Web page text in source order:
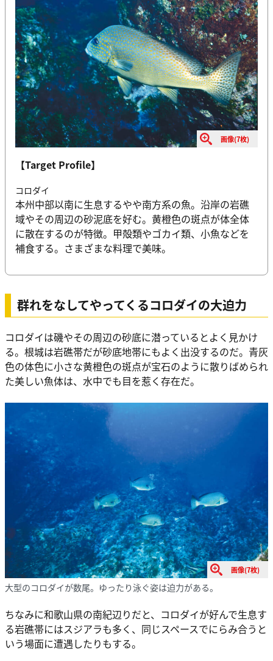
画像(7枚)
【Target Profile】
コロダイ
本州中部以南に生息するやや南方系の魚。沿岸の岩礁
域やその周辺の砂泥底を好む。黄橙色の斑点が体全体
に散在するのが特徴。甲殻類やゴカイ類、小魚などを
補食する。さまざまな料理で美味。
群れをなしてやってくるコロダイの大迫力
コロダイは磯やその周辺の砂底に潜っているとよく見かけ
る。根城は岩礁帯だが砂底地帯にもよく出没するのだ。青灰
色の体色に小さな黄橙色の斑点が宝石のように散りばめられ
た美しい魚体は、水中でも目を惹く存在だ。
画像(7枚)
大型のコロダイが数尾。ゆったり泳ぐ姿は迫力がある。
ちなみに和歌山県の南紀辺りだと、コロダイが好んで生息す
る岩礁帯にはスジアラも多く、同じスペースでにらみ合うと
いう場面に遭遇したりもする。